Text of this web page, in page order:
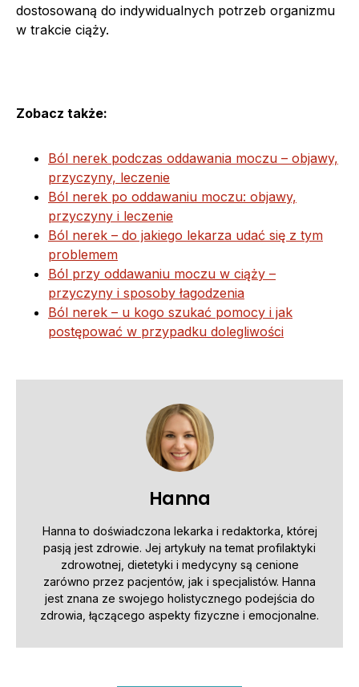
dostosowaną do indywidualnych potrzeb organizmu
w trakcie ciąży.
Zobacz także:
Ból nerek podczas oddawania moczu – objawy,
przyczyny, leczenie
Ból nerek po oddawaniu moczu: objawy,
przyczyny i leczenie
Ból nerek – do jakiego lekarza udać się z tym
problemem
Ból przy oddawaniu moczu w ciąży –
przyczyny i sposoby łagodzenia
Ból nerek – u kogo szukać pomocy i jak
postępować w przypadku dolegliwości
Hanna
Hanna to doświadczona lekarka i redaktorka, której
pasją jest zdrowie. Jej artykuły na temat profilaktyki
zdrowotnej, dietetyki i medycyny są cenione
zarówno przez pacjentów, jak i specjalistów. Hanna
jest znana ze swojego holistycznego podejścia do
zdrowia, łączącego aspekty fizyczne i emocjonalne.